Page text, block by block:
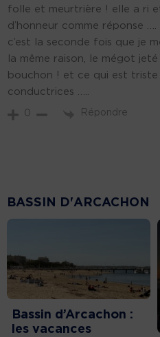
folle et meurtrière ! elle a ri
d’honneur comme réponse
c’est la seconde fois que je
la même raison, le mégot
bouchon ! et ce qui est triste
conductrices …..
0 Répondre
BASSIN D'ARCACHON
Bassin d’Arcachon :
les vacances